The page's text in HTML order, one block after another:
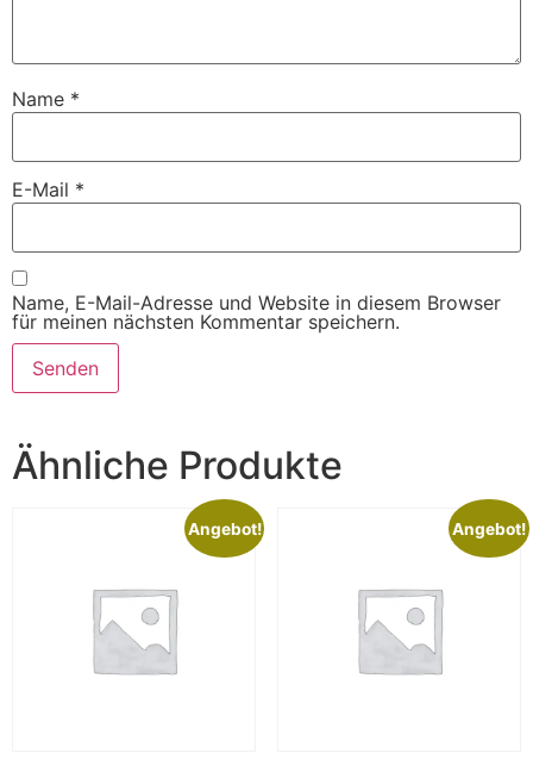
Name *
E-Mail *
Name, E-Mail-Adresse und Website in diesem Browser
für meinen nächsten Kommentar speichern.
Ähnliche Produkte
Angebot! Angebot!